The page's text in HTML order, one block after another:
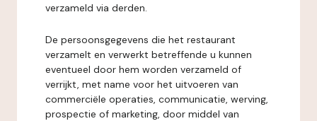
verzameld via derden.
De persoonsgegevens die het restaurant
verzamelt en verwerkt betreffende u kunnen
eventueel door hem worden verzameld of
verrijkt, met name voor het uitvoeren van
commerciële operaties, communicatie, werving,
prospectie of marketing, door middel van